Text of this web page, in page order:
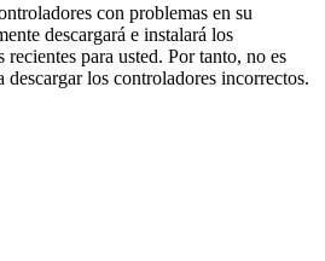
con problemas en su
descargará e instalará los
recientes para usted. Por tanto, no es
descargar los controladores incorrectos.